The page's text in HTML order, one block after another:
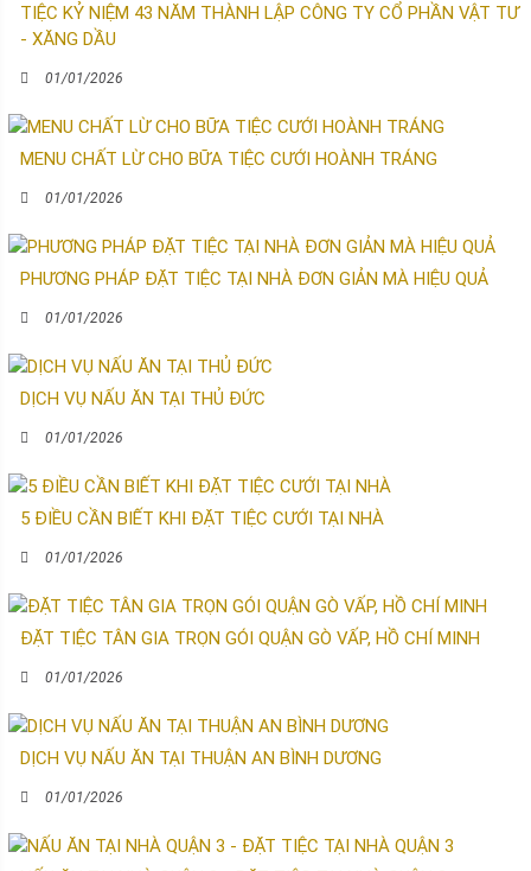
TIỆC KỶ NIỆM 43 NĂM THÀNH LẬP CÔNG TY CỔ PHẦN VẬT TƯ
- XĂNG DẦU
01/01/2026
MENU CHẤT LỪ CHO BỮA TIỆC CƯỚI HOÀNH TRÁNG
01/01/2026
PHƯƠNG PHÁP ĐẶT TIỆC TẠI NHÀ ĐƠN GIẢN MÀ HIỆU QUẢ
01/01/2026
DỊCH VỤ NẤU ĂN TẠI THỦ ĐỨC
01/01/2026
5 ĐIỀU CẦN BIẾT KHI ĐẶT TIỆC CƯỚI TẠI NHÀ
01/01/2026
ĐẶT TIỆC TÂN GIA TRỌN GÓI QUẬN GÒ VẤP, HỒ CHÍ MINH
01/01/2026
DỊCH VỤ NẤU ĂN TẠI THUẬN AN BÌNH DƯƠNG
01/01/2026